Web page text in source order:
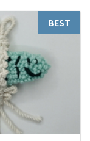
BEST